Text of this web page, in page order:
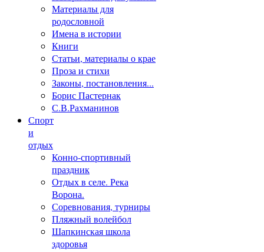
Материалы для
родословной
Имена в истории
Книги
Статьи, материалы о крае
Проза и стихи
Законы, постановления...
Борис Пастернак
С.В.Рахманинов
Спорт
и
отдых
Конно-спортивный
праздник
Отдых в селе. Река
Ворона.
Соревнования, турниры
Пляжный волейбол
Шапкинская школа
здоровья